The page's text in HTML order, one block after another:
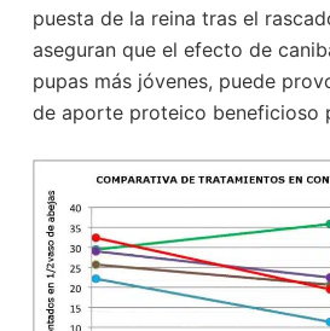
puesta de la reina tras el
aseguran que el efecto de
pupas más jóvenes, puede
de aporte proteico beneficioso